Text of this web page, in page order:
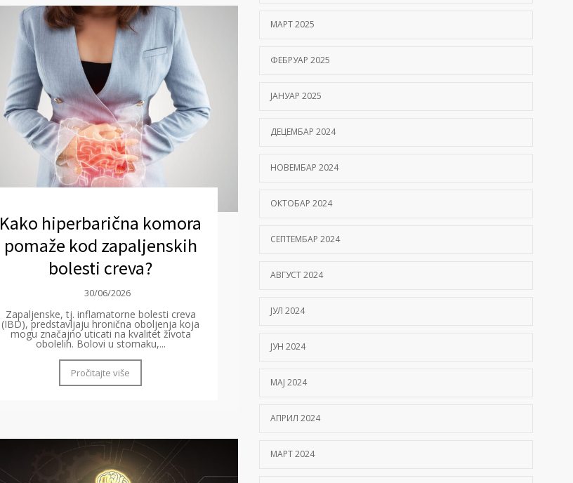
Kako hiperbarična komora
pomaže kod zapaljenskih
bolesti creva?
30/06/2026
Zapaljenske, tj. inflamatorne bolesti creva
(IBD), predstavljaju hronična oboljenja koja
mogu značajno uticati na kvalitet života
obolelih. Bolovi u stomaku,...
Pročitajte više
МАРТ 2025
ФЕБРУАР 2025
ЈАНУАР 2025
ДЕЦЕМБАР 2024
НОВЕМБАР 2024
ОКТОБАР 2024
СЕПТЕМБАР 2024
АВГУСТ 2024
ЈУЛ 2024
ЈУН 2024
МАЈ 2024
АПРИЛ 2024
МАРТ 2024